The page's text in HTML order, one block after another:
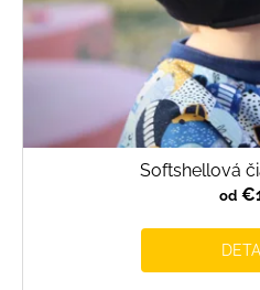
Softshellová
od